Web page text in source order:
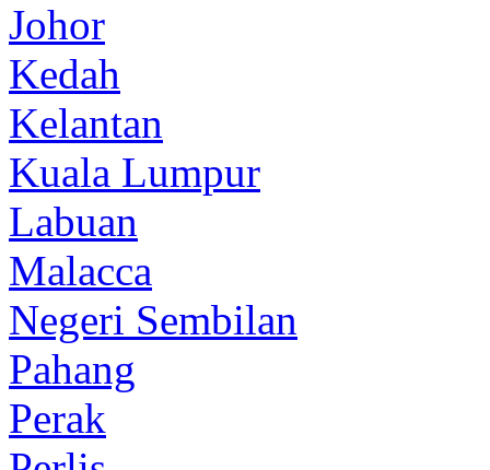
Johor
Kedah
Kelantan
Kuala Lumpur
Labuan
Malacca
Negeri Sembilan
Pahang
Perak